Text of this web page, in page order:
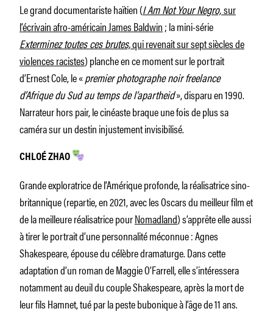
Le grand documentariste haïtien (I Am Not Your Negro,sur
l’écrivain afro-américain James Baldwin; la mini-série
Exterminez toutes ces brutes,qui revenait sur sept siècles de
violences racistes) planche en ce moment sur le portrait
d’Ernest Cole, le «premier photographe noir freelance
d’Afrique du Sud au temps de l’apartheid», disparu en 1990.
Narrateur hors pair, le cinéaste braque une fois de plus sa
caméra sur un destin injustement invisibilisé.
CHLOÉ ZHAO
Grande exploratrice de l’Amérique profonde, la réalisatrice sino-
britannique (repartie, en 2021, avec les Oscars du meilleur film et
de la meilleure réalisatrice pourNomadland) s’apprête elle aussi
à tirer le portrait d’une personnalité méconnue : Agnes
Shakespeare, épouse du célèbre dramaturge. Dans cette
adaptation d’un roman de Maggie O’Farrell, elle s’intéressera
notamment au deuil du couple Shakespeare, après la mort de
leur fils Hamnet, tué par la peste bubonique à l’âge de 11 ans.